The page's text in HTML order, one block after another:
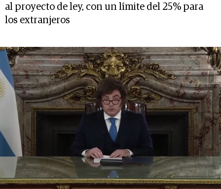
al proyecto de ley, con un límite del 25% para
los extranjeros